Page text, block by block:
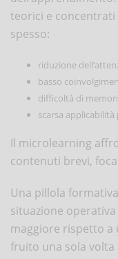
teorici e concentrati
spesso:
riduzione
basso
difficoltà di
scarsa applicabilità
Il microlearning
contenuti brevi,
Una pillola
situazione
maggiore rispetto
fruito una sola volta